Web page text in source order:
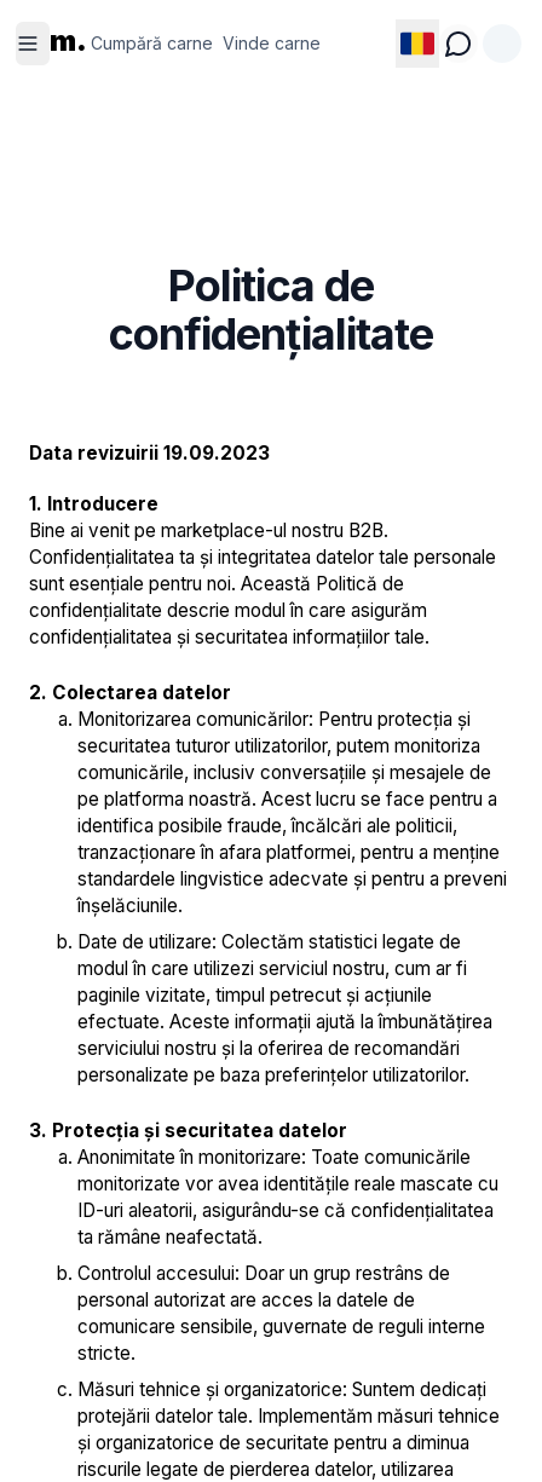
m. Cumpără carne Vinde carne
carne
carne
Politica de
confidențialitate
Data revizuirii 19.09.2023
1. Introducere
Bine ai venit pe marketplace-ul nostru B2B.
Confidențialitatea ta și integritatea datelor tale personale
sunt esențiale pentru noi. Această Politică de
confidențialitate descrie modul în care asigurăm
confidențialitatea și securitatea informațiilor tale.
2. Colectarea datelor
Monitorizarea comunicărilor: Pentru protecția și
securitatea tuturor utilizatorilor, putem monitoriza
comunicările, inclusiv conversațiile și mesajele de
pe platforma noastră. Acest lucru se face pentru a
identifica posibile fraude, încălcări ale politicii,
tranzacționare în afara platformei, pentru a menține
standardele lingvistice adecvate și pentru a preveni
înșelăciunile.
Date de utilizare: Colectăm statistici legate de
modul în care utilizezi serviciul nostru, cum ar fi
paginile vizitate, timpul petrecut și acțiunile
efectuate. Aceste informații ajută la îmbunătățirea
serviciului nostru și la oferirea de recomandări
personalizate pe baza preferințelor utilizatorilor.
3. Protecția și securitatea datelor
Anonimitate în monitorizare: Toate comunicările
monitorizate vor avea identitățile reale mascate cu
ID-uri aleatorii, asigurându-se că confidențialitatea
ta rămâne neafectată.
Controlul accesului: Doar un grup restrâns de
personal autorizat are acces la datele de
comunicare sensibile, guvernate de reguli interne
stricte.
Măsuri tehnice și organizatorice: Suntem dedicați
protejării datelor tale. Implementăm măsuri tehnice
și organizatorice de securitate pentru a diminua
riscurile legate de pierderea datelor, utilizarea